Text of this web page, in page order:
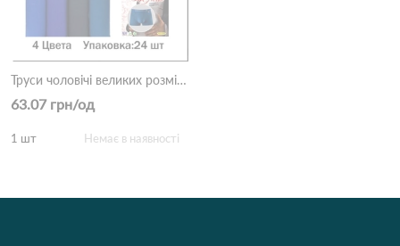
Труси чоловічі великих розмірів Veenice 6388 Різні кольори
63.07 грн/од
1 шт Немає в наявності